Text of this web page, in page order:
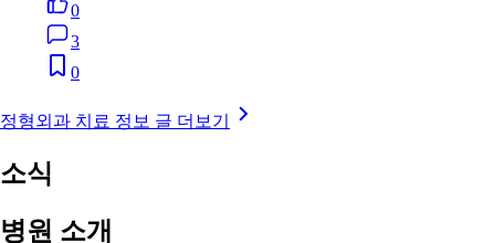
0
3
0
정형외과 치료 정보 글 더보기
소식
병원 소개